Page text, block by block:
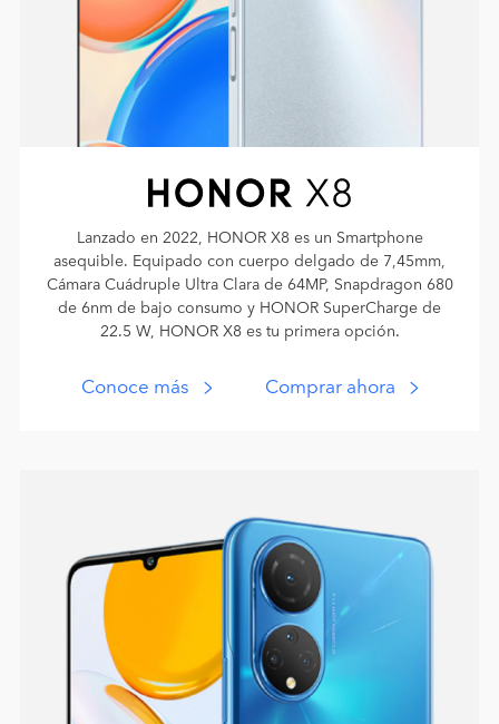
Lanzado en 2022, HONOR X8 es un Smartphone
asequible. Equipado con cuerpo delgado de 7,45mm,
Cámara Cuádruple Ultra Clara de 64MP, Snapdragon 680
de 6nm de bajo consumo y HONOR SuperCharge de
22.5 W, HONOR X8 es tu primera opción.
Conoce más Comprar ahora